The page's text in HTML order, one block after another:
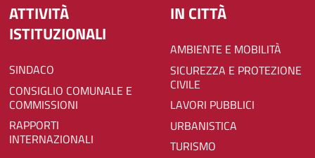
ATTIVITÀ
ISTITUZIONALI
SINDACO
CONSIGLIO COMUNALE E
COMMISSIONI
RAPPORTI
INTERNAZIONALI
IN CITTÀ
AMBIENTE E MOBILITÀ
SICUREZZA E PROTEZIONE
CIVILE
LAVORI PUBBLICI
URBANISTICA
TURISMO